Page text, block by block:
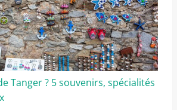
Tanger ? 5 souvenirs, spécialités